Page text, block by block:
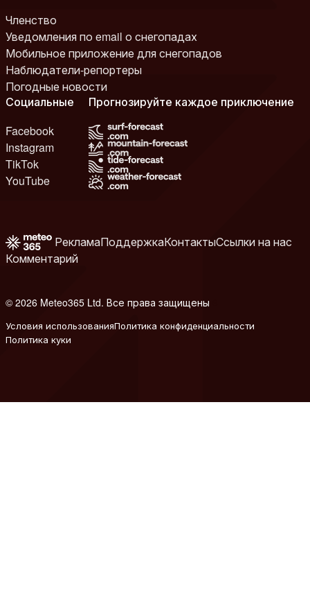
Членство
Уведомления по email о снегопадах
Мобильное приложение для снегопадов
Наблюдатели-репортеры
Погодные новости
Социальные
Facebook
Instagram
TikTok
YouTube
Прогнозируйте каждое приключение
РекламаПоддержкаКонтактыСсылки на нас
Комментарий
© 2026 Meteo365 Ltd. Все права защищены
Условия использованияПолитика конфиденциальности
Политика куки